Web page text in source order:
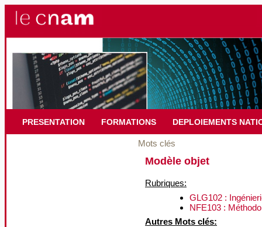
PRESENTATION FORMATIONS DEPLOIEMENTS
Mots clés
Modèle objet
Rubriques:
GLG102 :
NFE103 :
Autres Mots clés: